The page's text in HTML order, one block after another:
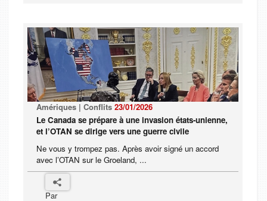
Amériques | Conflits 23/01/2026
Le Canada se prépare à une invasion états-unienne,
et l’OTAN se dirige vers une guerre civile
Ne vous y trompez pas. Après avoir signé un accord
avec l’OTAN sur le Groeland, ...
Par